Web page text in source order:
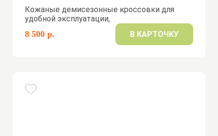
Кожаные демисезонные кроссовки для
удобной эксплуатации,
8 500 р. В КАРТОЧКУ